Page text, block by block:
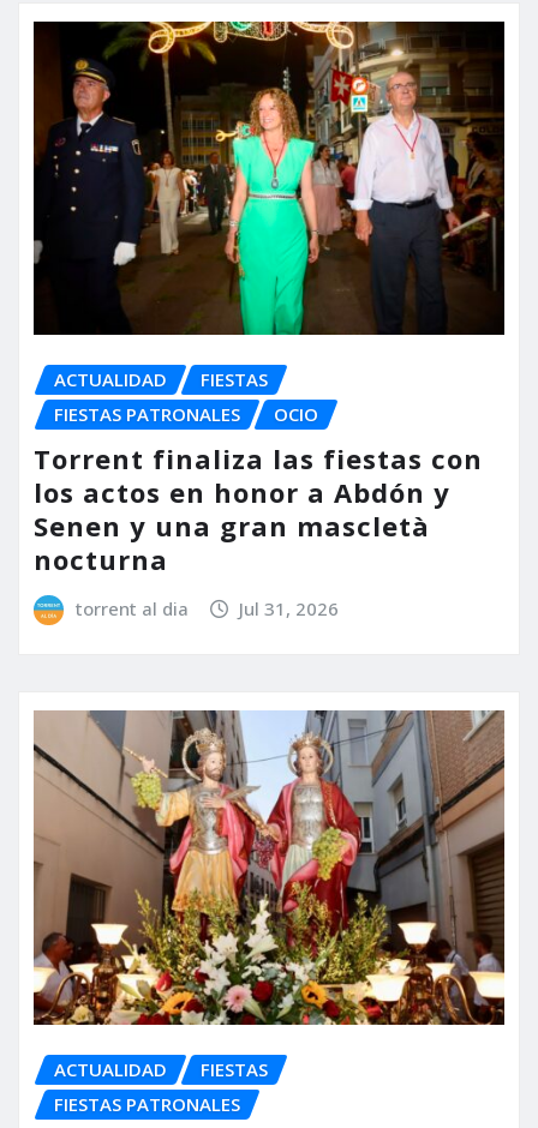
ACTUALIDAD
FIESTAS
FIESTAS PATRONALES
OCIO
Torrent finaliza las fiestas con
los actos en honor a Abdón y
Senen y una gran mascletà
nocturna
torrent al dia Jul 31, 2026
ACTUALIDAD
FIESTAS
FIESTAS PATRONALES